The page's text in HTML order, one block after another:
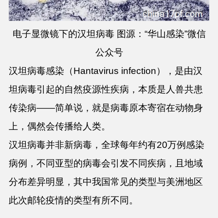
电子显微镜下的汉坦病毒 图源：“华山感染”微信
公众号
汉坦病毒感染（Hantavirus infection），是由汉
坦病毒引起的自然疫源性疾病，本质是人兽共患
传染病——简单说，就是病毒原本寄宿在动物身
上，偶然会传播给人类。
汉坦病毒并非新病毒，全球每年约有20万例感染
病例，不同亚型的病毒会引发不同疾病，且地域
分布差异明显，其中我国常见的类型与美洲地区
此次邮轮疫情的类型有所不同。